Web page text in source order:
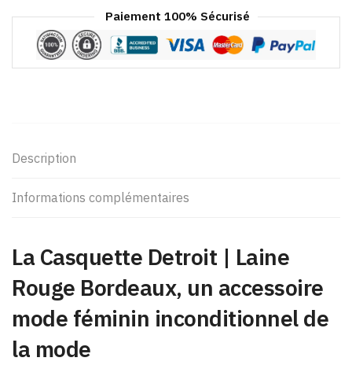
Paiement 100% Sécurisé
Description
Informations complémentaires
La Casquette Detroit | Laine
Rouge Bordeaux, un accessoire
mode féminin inconditionnel de
la mode